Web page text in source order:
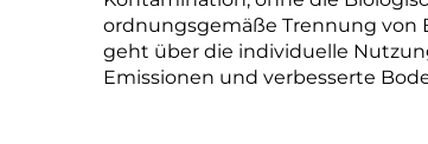
ordnungsgemäße Trennung von
geht über die individuelle
Emissionen und verbesserte